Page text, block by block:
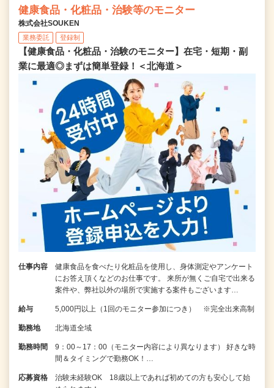
健康食品・化粧品・治験等のモニター
株式会社SOUKEN
業務委託 登録制
【健康食品・化粧品・治験のモニター】在宅・短期・副
業に最適◎まずは簡単登録！＜北海道＞
仕事内容
健康食品を食べたり化粧品を使用し、身体測定やアンケート
にお答え頂くなどのお仕事です。 来所が無くご自宅で出来る
案件や、弊社以外の場所で実施する案件もございます…
給与 5,000円以上（1回のモニター参加につき） ※完全出来高制
勤務地 北海道全域
勤務時間
9：00～17：00（モニター内容により異なります） 好きな時
間＆タイミングで勤務OK！…
応募資格
治験未経験OK 18歳以上であれば初めての方も安心して始